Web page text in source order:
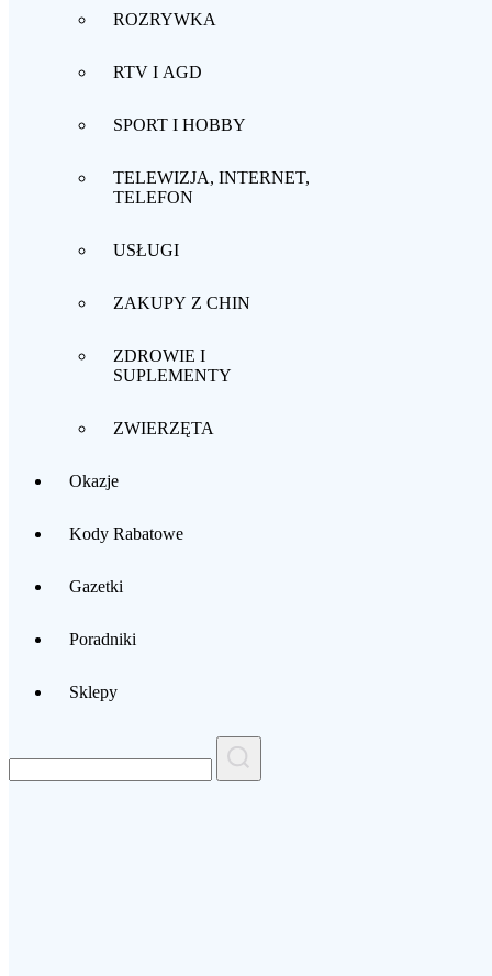
ROZRYWKA
RTV I AGD
SPORT I HOBBY
TELEWIZJA, INTERNET,
TELEFON
USŁUGI
ZAKUPY Z CHIN
ZDROWIE I
SUPLEMENTY
ZWIERZĘTA
Okazje
Kody Rabatowe
Gazetki
Poradniki
Sklepy